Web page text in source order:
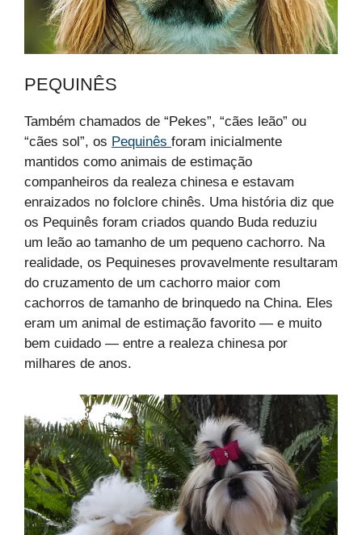
PEQUINÊS
Também chamados de “Pekes”, “cães leão” ou
“cães sol”, os Pequinês foram inicialmente
mantidos como animais de estimação
companheiros da realeza chinesa e estavam
enraizados no folclore chinês. Uma história diz que
os Pequinês foram criados quando Buda reduziu
um leão ao tamanho de um pequeno cachorro. Na
realidade, os Pequineses provavelmente resultaram
do cruzamento de um cachorro maior com
cachorros de tamanho de brinquedo na China. Eles
eram um animal de estimação favorito — e muito
bem cuidado — entre a realeza chinesa por
milhares de anos.